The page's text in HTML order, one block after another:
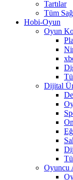
Tartılar
Tüm
Hobi-Oyun
Oyun
Dijital
Oyuncu